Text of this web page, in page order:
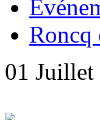
Roncq
01 Juillet